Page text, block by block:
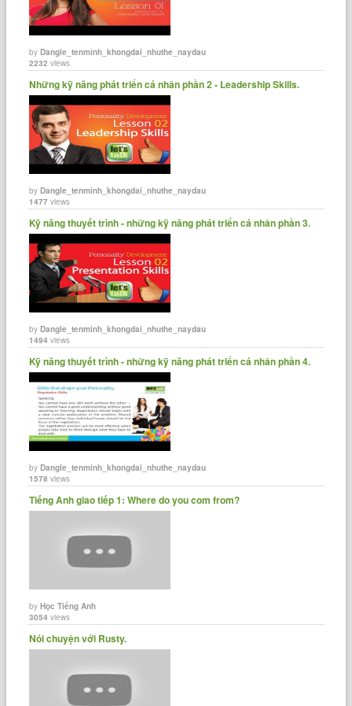
byDangle_tenminh_khongdai_nhuthe_naydau
2232 views
Những kỹ năng phát triển cá nhân phần 2 - Leadership Skills.
byDangle_tenminh_khongdai_nhuthe_naydau
1477 views
Kỹ năng thuyết trình - những kỹ năng phát triển cá nhân phần 3.
byDangle_tenminh_khongdai_nhuthe_naydau
1494 views
Kỹ năng thuyết trình - những kỹ năng phát triển cá nhân phần 4.
byDangle_tenminh_khongdai_nhuthe_naydau
1578 views
Tiếng Anh giao tiếp 1: Where do you com from?
byHọc Tiếng Anh
3054 views
Nói chuyện với Rusty.